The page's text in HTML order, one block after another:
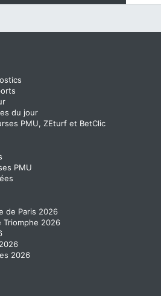
du jour
PMU, ZEturf et BetClic
PMU
de Paris 2026
Triomphe 2026
2026